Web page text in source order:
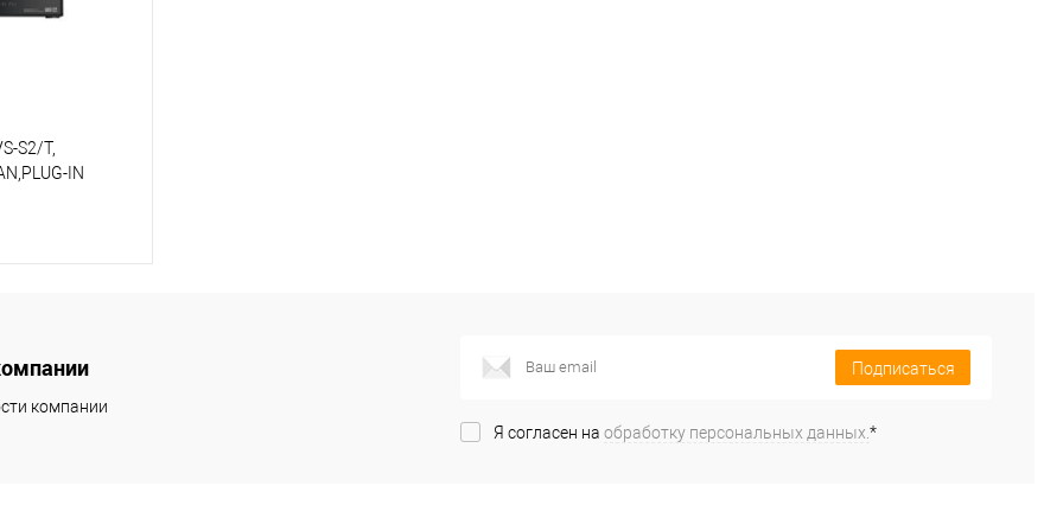
S2/T,
IN
К сравнению
Под заказ
компании
Подписаться
Я согласен на обработку персональных данных. *